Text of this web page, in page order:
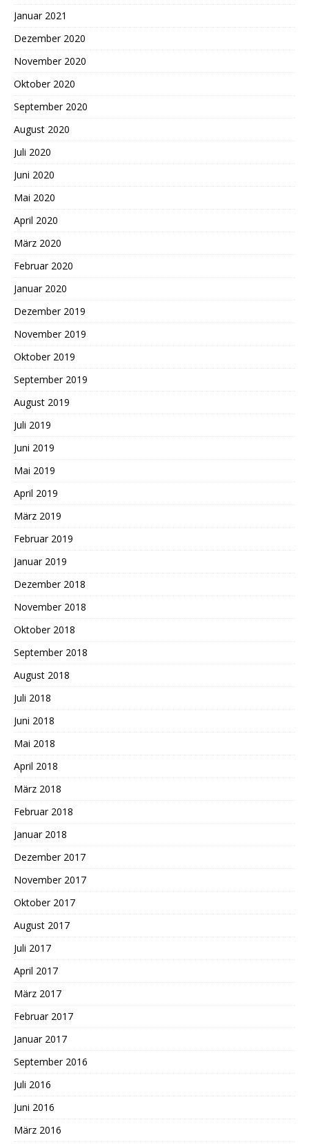
Januar 2021
Dezember 2020
November 2020
Oktober 2020
September 2020
August 2020
Juli 2020
Juni 2020
Mai 2020
April 2020
März 2020
Februar 2020
Januar 2020
Dezember 2019
November 2019
Oktober 2019
September 2019
August 2019
Juli 2019
Juni 2019
Mai 2019
April 2019
März 2019
Februar 2019
Januar 2019
Dezember 2018
November 2018
Oktober 2018
September 2018
August 2018
Juli 2018
Juni 2018
Mai 2018
April 2018
März 2018
Februar 2018
Januar 2018
Dezember 2017
November 2017
Oktober 2017
August 2017
Juli 2017
April 2017
März 2017
Februar 2017
Januar 2017
September 2016
Juli 2016
Juni 2016
März 2016